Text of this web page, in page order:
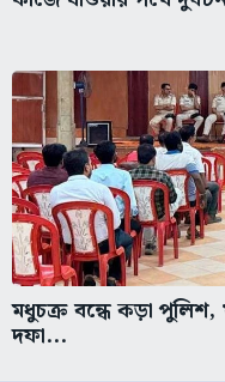
মধুচক্র বন্ধে কড়া
দফা...